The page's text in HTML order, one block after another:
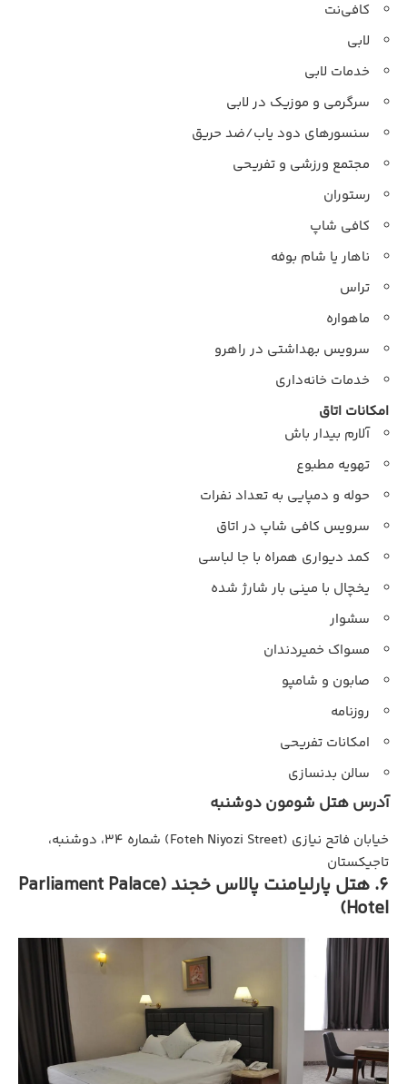
کافی‌نت
لابی
خدمات لابی
سرگرمی و موزیک در لابی
سنسورهای دود یاب/ضد حریق
مجتمع ورزشی و تفریحی
رستوران
کافی شاپ
ناهار یا شام بوفه
تراس
ماهواره
سرویس بهداشتی در راهرو
خدمات خانه‌داری
امکانات اتاق
آلارم بیدار باش
تهویه مطبوع
حوله و دمپایی به تعداد نفرات
سرویس کافی شاپ در اتاق
کمد دیواری همراه با جا لباسی
یخچال با مینی بار شارژ شده
سشوار
مسواک خمیردندان
صابون و شامپو
روزنامه
امکانات تفریحی
سالن بدنسازی
آدرس هتل شومون دوشنبه
خیابان فاتح نیازی (Foteh Niyozi Street) شماره ۳۴، دوشنبه،
تاجیکستان
6. هتل پارلیامنت پالاس خجند (Parliament Palace
Hotel)